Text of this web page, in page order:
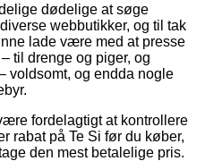
dødelige at søge
webbutikker, og til tak
lade være med at presse
til drenge og piger, og
voldsomt, og endda nogle
fordelagtigt at kontrollere
rabat på Te Si før du køber,
den mest betalelige pris.